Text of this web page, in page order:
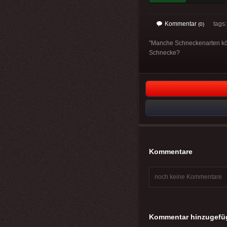
Kommentar (0)
"Manche Schneckenarten
Schnecke?
Kommentare
noch keine Kommentare
Kommentar